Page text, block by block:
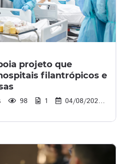
projeto que
filantrópicos e
98 1 04/08/2026